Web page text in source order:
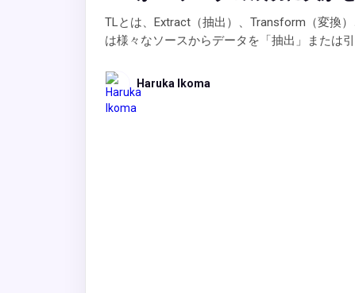
TLとは、Extract（抽出）、Transform（変換
は様々なソースからデータを「抽出」または引
Haruka Ikoma